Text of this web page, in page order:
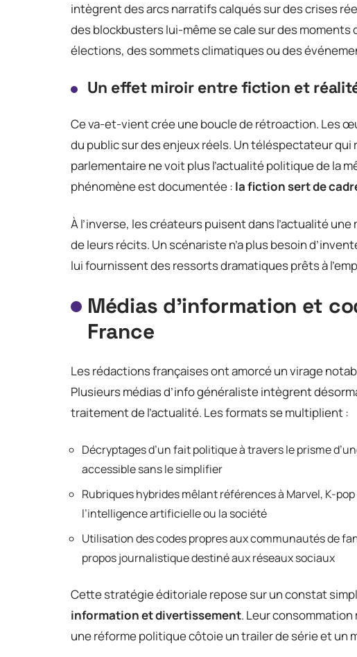
intègrent des arcs narratifs calqués sur des crises
des blockbusters lui-même se cale sur des
élections, des sommets climatiques ou des
Un effet miroir entre fiction et
Ce va-et-vient crée une boucle de rétroaction. Les
du public sur des enjeux réels. Un téléspectateur qui
parlementaire ne voit plus l’actualité politique de la
phénomène est documentée : la fiction sert de
À l’inverse, les créateurs puisent dans l’actualité
de leurs récits. Un scénariste n’a plus besoin
lui fournissent des ressorts dramatiques prêts à
Médias d’information et
France
Les rédactions françaises ont amorcé un virage
Plusieurs médias d’info généraliste intègrent
traitement de l’actualité. Les formats se multiplient :
Décryptages d’un fait politique à travers le prisme
accessible sans le simplifier
Rubriques hybrides mêlant références à Marvel, K-
l’intelligence artificielle ou la société
Utilisation des codes propres aux communautés de
propos journalistique destiné aux réseaux sociaux
Cette stratégie éditoriale repose sur un constat
information et divertissement. Leur
une réforme politique côtoie un trailer de série et un